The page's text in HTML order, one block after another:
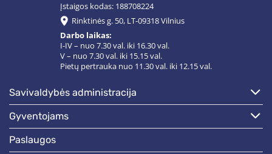
Įstaigos kodas: 188708224
Rinktinės g. 50, LT-09318 Vilnius
Darbo laikas:
I-IV – nuo 7.30 val. iki 16.30 val.
V – nuo 7.30 val. iki 15.15 val.
Pietų pertrauka nuo 11.30 val. iki 12.15 val.
savivaldybės administracija
gyventojams
paslaugos